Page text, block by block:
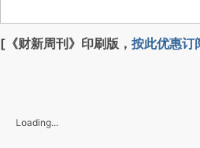
[《财新周刊》印刷版， 按此优惠订
Loading...